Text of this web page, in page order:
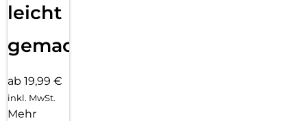
leicht
gemacht!
ab 19,99 €
inkl. MwSt.
Mehr